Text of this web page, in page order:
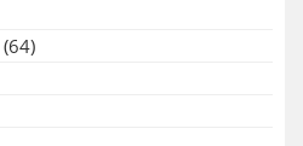
(64)